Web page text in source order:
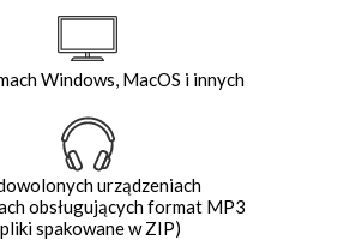
Windows, MacOS i innych
urządzeniach
obsługujących format MP3
spakowane w ZIP)